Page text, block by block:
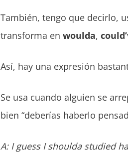
También, tengo que decirlo,
transforma en woulda,
Así, hay una expresión
Se usa cuando alguien se
bien “deberías haberlo
A: I guess I shoulda studied